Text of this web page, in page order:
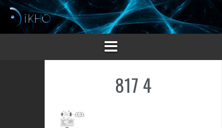
Saltar
contenido
817 4